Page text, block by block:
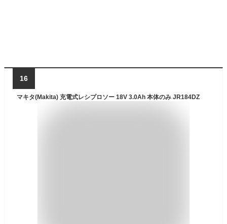
16
マキタ(Makita) 充電式レシプロソー 18V 3.0Ah 本体のみ JR184DZ